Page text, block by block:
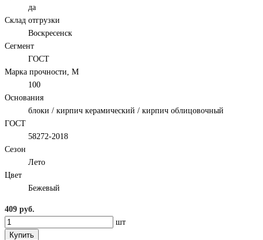
да
Склад отгрузки
Воскресенск
Сегмент
ГОСТ
Марка прочности, М
100
Основания
блоки / кирпич керамический / кирпич облицовочный
ГОСТ
58272-2018
Сезон
Лето
Цвет
Бежевый
409 руб.
шт
Купить